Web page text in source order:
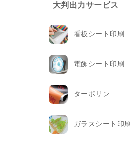
大判出力サービス
看板シート印刷
電飾シート印刷
ターポリン
ガラスシート印刷